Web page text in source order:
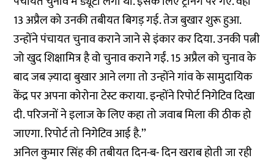
13 अप्रैल को उनकी तबीयत बिगड़ गई. तेज बुखार शुरू हुआ.
उन्होंने पंचायत चुनाव कराने जाने से इंकार कर दिया. उनकी पत्नी
जो खुद शिक्षामित्र है वो चुनाव कराने गईं. 15 अप्रैल को चुनाव के
बाद जब ज़्यादा बुखार आने लगा तो उन्होंने गांव के सामुदायिक
केंद्र पर अपना कोरोना टेस्ट कराया. इन्होंने रिपोर्ट निगेटिव दिखा
दी. परिजनों ने इलाज के लिए कहा तो जवाब मिला की ठीक हो
जाएगा. रिपोर्ट तो निगेटिव आई है.’’
अनिल कुमार सिंह की तबीयत दिन-ब- दिन खराब होती जा रही